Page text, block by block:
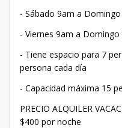
- Sábado 9am a
- Viernes 9am a Domingo
- Tiene espacio para 7
persona cada día
- Capacidad máxima 15
PRECIO ALQUILER
$400 por noche